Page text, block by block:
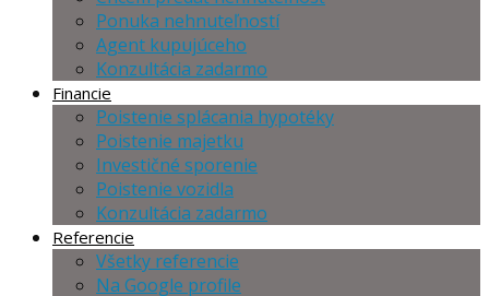
Ponuka nehnuteľností
Agent kupujúceho
Konzultácia zadarmo
Financie
Poistenie splácania hypotéky
Poistenie majetku
Investičné sporenie
Poistenie vozidla
Konzultácia zadarmo
Referencie
Všetky referencie
Na Google profile